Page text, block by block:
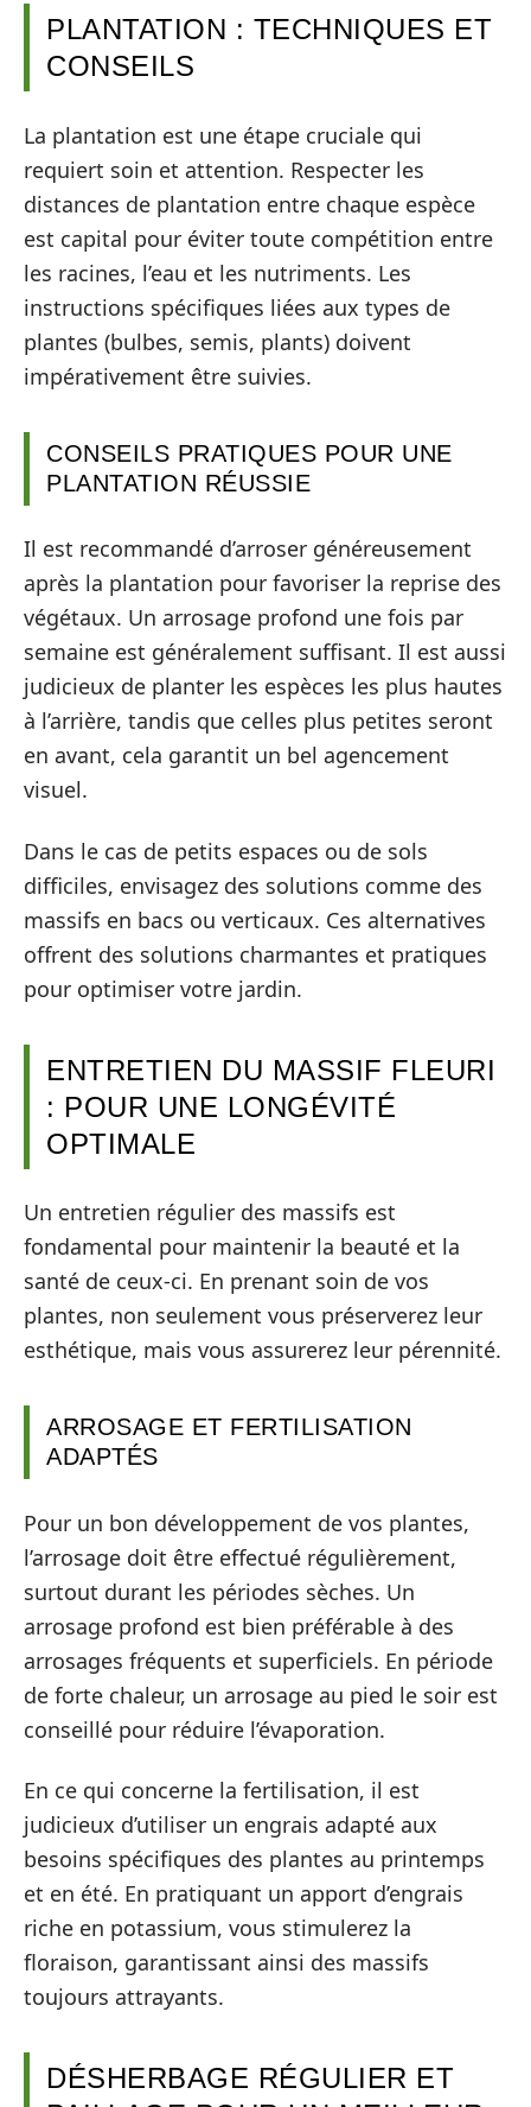
PLANTATION : TECHNIQUES ET
CONSEILS
La plantation est une étape cruciale qui
requiert soin et attention. Respecter les
distances de plantation entre chaque espèce
est capital pour éviter toute compétition entre
les racines, l’eau et les nutriments. Les
instructions spécifiques liées aux types de
plantes (bulbes, semis, plants) doivent
impérativement être suivies.
CONSEILS PRATIQUES POUR UNE
PLANTATION RÉUSSIE
Il est recommandé d’arroser généreusement
après la plantation pour favoriser la reprise des
végétaux. Un arrosage profond une fois par
semaine est généralement suffisant. Il est aussi
judicieux de planter les espèces les plus hautes
à l’arrière, tandis que celles plus petites seront
en avant, cela garantit un bel agencement
visuel.
Dans le cas de petits espaces ou de sols
difficiles, envisagez des solutions comme des
massifs en bacs ou verticaux. Ces alternatives
offrent des solutions charmantes et pratiques
pour optimiser votre jardin.
ENTRETIEN DU MASSIF FLEURI
: POUR UNE LONGÉVITÉ
OPTIMALE
Un entretien régulier des massifs est
fondamental pour maintenir la beauté et la
santé de ceux-ci. En prenant soin de vos
plantes, non seulement vous préserverez leur
esthétique, mais vous assurerez leur pérennité.
ARROSAGE ET FERTILISATION
ADAPTÉS
Pour un bon développement de vos plantes,
l’arrosage doit être effectué régulièrement,
surtout durant les périodes sèches. Un
arrosage profond est bien préférable à des
arrosages fréquents et superficiels. En période
de forte chaleur, un arrosage au pied le soir est
conseillé pour réduire l’évaporation.
En ce qui concerne la fertilisation, il est
judicieux d’utiliser un engrais adapté aux
besoins spécifiques des plantes au printemps
et en été. En pratiquant un apport d’engrais
riche en potassium, vous stimulerez la
floraison, garantissant ainsi des massifs
toujours attrayants.
DÉSHERBAGE RÉGULIER ET